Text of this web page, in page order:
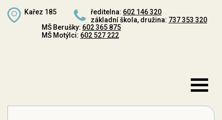
Kařez 185 ředitelna: 602 146 320
základní škola, družina: 737 353 320
MŠ Berušky: 602 365 875
MŠ Motýlci: 602 527 222